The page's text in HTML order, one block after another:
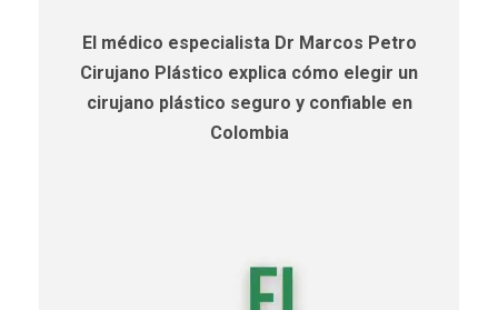
El médico especialista Dr Marcos Petro
Cirujano Plástico explica cómo elegir un
cirujano plástico seguro y confiable en
Colombia